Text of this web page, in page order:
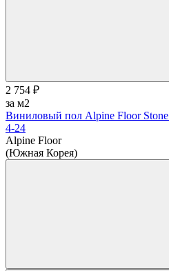
2 754 ₽
за м2
Виниловый пол Alpine Floor
4-24
Alpine Floor
(Южная Корея)